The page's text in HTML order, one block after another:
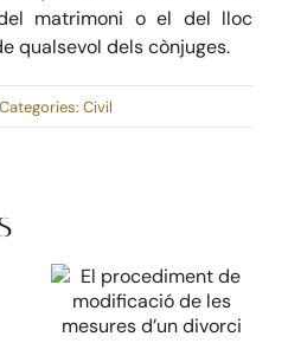
matrimoni o el del lloc
qualsevol dels cònjuges.
Categories: Civil